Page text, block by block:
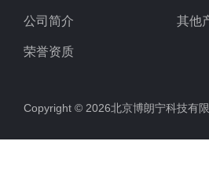
公司简介
荣誉资质
其他
Copyright © 2026北京博朗宁科技有